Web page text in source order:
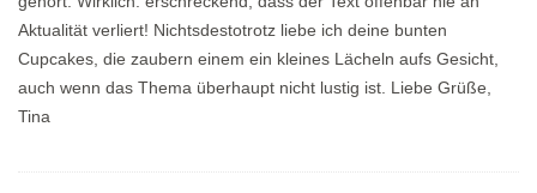
Aktualität verliert! Nichtsdestotrotz liebe ich deine bunten
Cupcakes, die zaubern einem ein kleines Lächeln aufs Gesicht,
auch wenn das Thema überhaupt nicht lustig ist. Liebe Grüße,
Tina